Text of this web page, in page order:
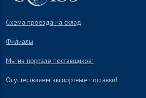
Схема проезда на склад
Филиалы
Мы на портале поставщиков!
Осуществляем экспортные поставки!